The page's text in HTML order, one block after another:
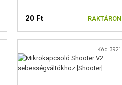
20 Ft RAKTÁRON
Kód 3921